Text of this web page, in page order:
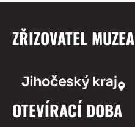
ZŘIZOVATEL MUZEA
OTEVÍRACÍ DOBA